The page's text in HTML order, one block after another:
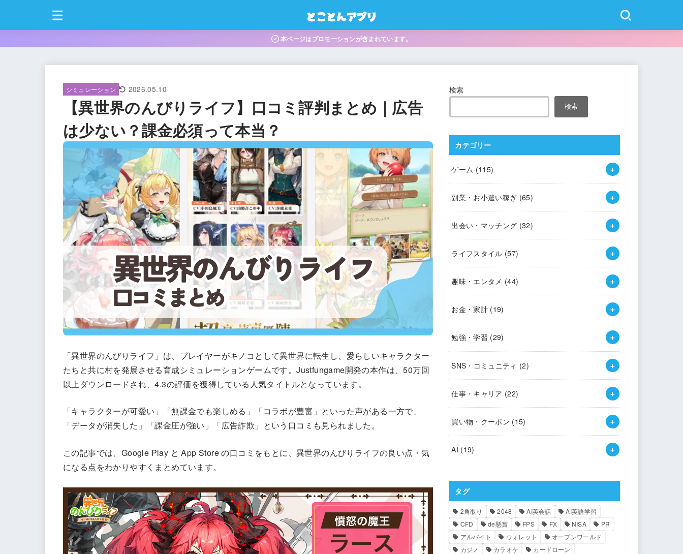
本ページはプロモーションが含まれています。
シミュレーション 2026.05.10
【異世界のんびりライフ】口コミ評判まとめ｜広告
は少ない？課金必須って本当？
「異世界のんびりライフ」は、プレイヤーがキノコとして異世界に転生し、愛らしいキャラクター
たちと共に村を発展させる育成シミュレーションゲームです。Justfungame開発の本作は、50万回
以上ダウンロードされ、4.3の評価を獲得している人気タイトルとなっています。
「キャラクターが可愛い」「無課金でも楽しめる」「コラボが豊富」といった声がある一方で、
「データが消失した」「課金圧が強い」「広告詐欺」という口コミも見られました。
この記事では、Google Play と App Store の口コミをもとに、異世界のんびりライフの良い点・気
になる点をわかりやすくまとめています。
検索
検索
カテゴリー
ゲーム (115)
副業・お小遣い稼ぎ (65)
出会い・マッチング (32)
ライフスタイル (57)
趣味・エンタメ (44)
お金・家計 (19)
勉強・学習 (29)
SNS・コミュニティ (2)
仕事・キャリア (22)
買い物・クーポン (15)
AI (19)
タグ
2角取り 2048 AI英会話
AI英語学習
CFD
de懸賞 FPS FX NISA
PR
アルバイト
ウォレット
オープンワールド
カジノ
カラオケ
カードローン